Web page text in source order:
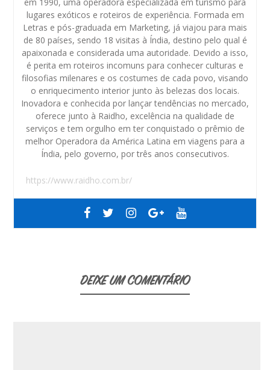
lugares exóticos e roteiros de experiência. Formada em
Letras e pós-graduada em Marketing, já viajou para mais
de 80 países, sendo 18 visitas à Índia, destino pelo qual é
apaixonada e considerada uma autoridade. Devido a isso,
é perita em roteiros incomuns para conhecer culturas e
filosofias milenares e os costumes de cada povo, visando
o enriquecimento interior junto às belezas dos locais.
Inovadora e conhecida por lançar tendências no mercado,
oferece junto à Raidho, excelência na qualidade de
serviços e tem orgulho em ter conquistado o prêmio de
melhor Operadora da América Latina em viagens para a
Índia, pelo governo, por três anos consecutivos.
https://www.raidho.com.br/
DEIXE UM COMENTÁRIO